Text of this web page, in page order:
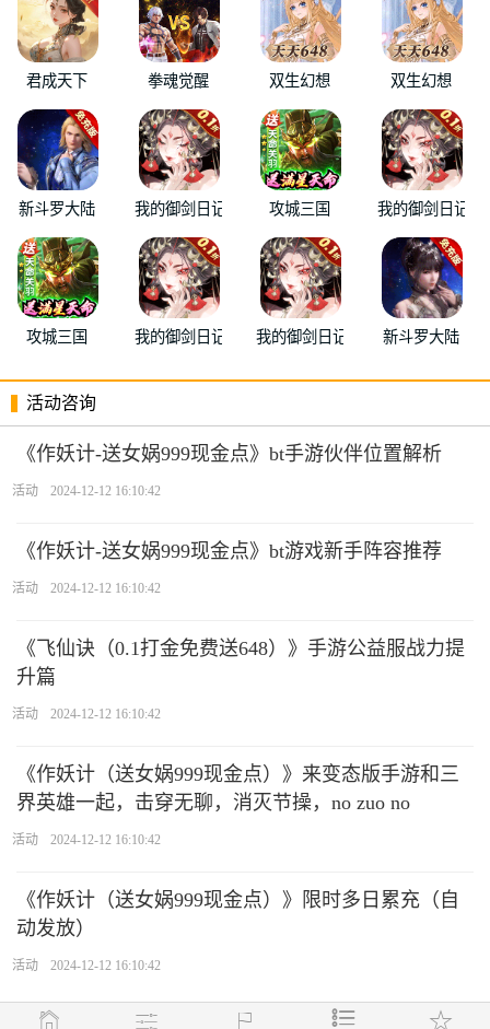
君成天下 拳魂觉醒 双生幻想 双生幻想
新斗罗大陆 我的御剑日记 攻城三国 我的御剑日记
攻城三国 我的御剑日记 我的御剑日记 新斗罗大陆
活动咨询
《作妖计-送女娲999现金点》bt手游伙伴位置解析
活动 2024-12-12 16:10:42
《作妖计-送女娲999现金点》bt游戏新手阵容推荐
活动 2024-12-12 16:10:42
《飞仙诀（0.1打金免费送648）》手游公益服战力提
升篇
活动 2024-12-12 16:10:42
《作妖计（送女娲999现金点）》来变态版手游和三
界英雄一起，击穿无聊，消灭节操，no zuo no
活动 2024-12-12 16:10:42
《作妖计（送女娲999现金点）》限时多日累充（自
动发放）
活动 2024-12-12 16:10:42